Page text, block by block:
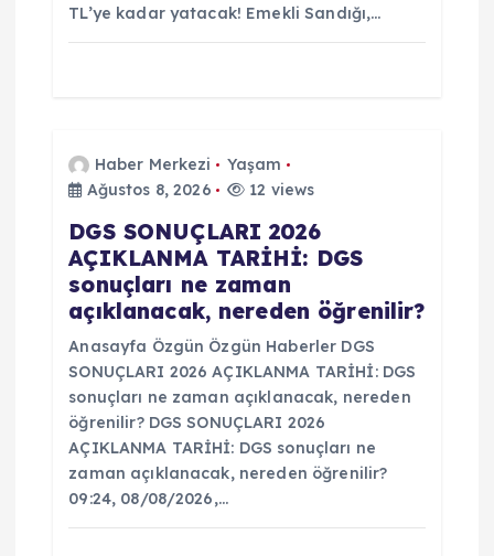
TL’ye kadar yatacak! Emekli Sandığı,…
Haber Merkezi
Yaşam
Ağustos 8, 2026
12 views
DGS SONUÇLARI 2026
AÇIKLANMA TARİHİ: DGS
sonuçları ne zaman
açıklanacak, nereden öğrenilir?
Anasayfa Özgün Özgün Haberler DGS
SONUÇLARI 2026 AÇIKLANMA TARİHİ: DGS
sonuçları ne zaman açıklanacak, nereden
öğrenilir? DGS SONUÇLARI 2026
AÇIKLANMA TARİHİ: DGS sonuçları ne
zaman açıklanacak, nereden öğrenilir?
09:24, 08/08/2026,…